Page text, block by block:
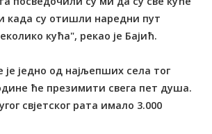
када су отишли наредни пут
кућа", рекао је Бајић.
је једно од најљепших села тог
ће презимити свега пет душа.
свјетског рата имало 3.000